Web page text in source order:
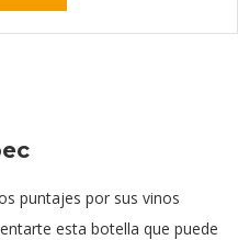
puntajes por sus vinos
esta botella que puede